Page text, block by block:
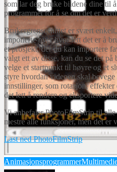
Animasjonsprogrammer
som lar deg bruke bildene dine til
programmet for å se om det er
Brukergrensesnittet er svært
imponerte over hvor lett det er å
et prosjekt, der du kan importere
valgt ett av disse, kan du se det på
velge et startpunkt til høyre og et
styre hvordan videoen skal
innstillinger, som rotasjon,
det lett å rendere og eksportere
Vi anbefaler PhotoFilmStrip til
mestre alle funksjoner, men det er
Last ned PhotoFilmStrip